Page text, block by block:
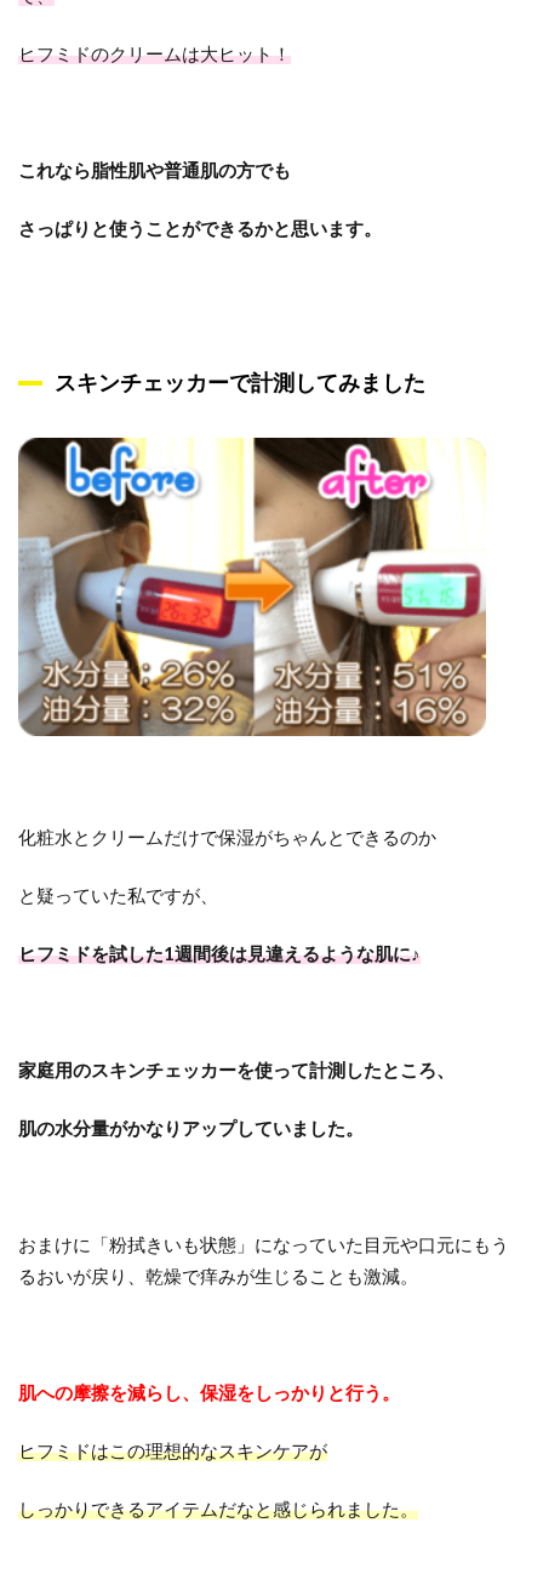
ヒフミドのクリームは大ヒット！
これなら脂性肌や普通肌の方でも
さっぱりと使うことができるかと思います。
スキンチェッカーで計測してみました
化粧水とクリームだけで保湿がちゃんとできるのか
と疑っていた私ですが、
ヒフミドを試した1週間後は見違えるような肌に♪
家庭用のスキンチェッカーを使って計測したところ、
肌の水分量がかなりアップしていました。
おまけに「粉拭きいも状態」になっていた目元や口元にもう
るおいが戻り、乾燥で痒みが生じることも激減。
肌への摩擦を減らし、保湿をしっかりと行う。
ヒフミドはこの理想的なスキンケアが
しっかりできるアイテムだなと感じられました。